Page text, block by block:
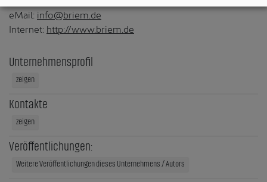
eMail: info@briem.de
Internet: http://www.briem.de
Unternehmensprofil
zeigen
Kontakte
zeigen
Veröffentlichungen:
Weitere Veröffentlichungen dieses Unternehmens / Autors